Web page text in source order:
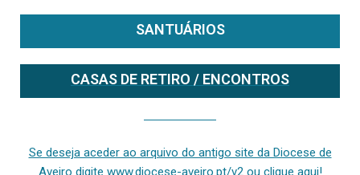
SANTUÁRIOS
CASAS DE RETIRO / ENCONTROS
Se deseja aceder ao arquivo do antigo site da Diocese de
Aveiro digite www.diocese-aveiro.pt/v2 ou clique aqui!